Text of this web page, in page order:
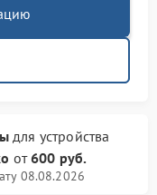
для устройства
от600 руб.
08.08.2026